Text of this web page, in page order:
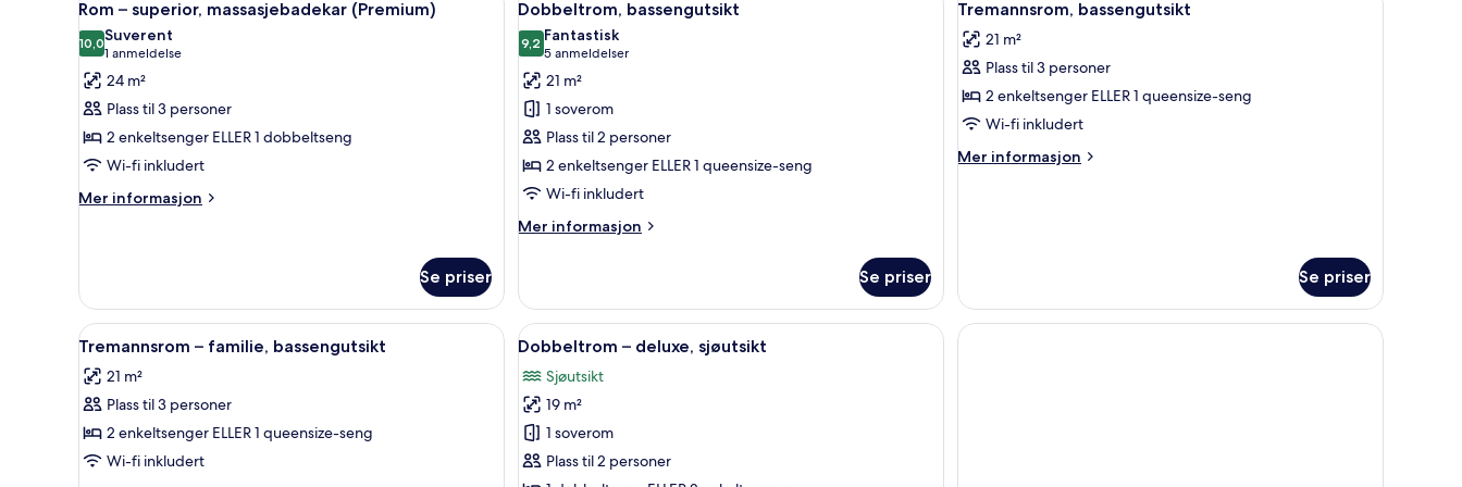
alle
bildene
av
Rom
–
superior,
massasjebadekar
(Premium)
6
Rom – superior, massasjebadekar (Premium)
10,010,0 av 10
Suverent
1 anmeldelse
(1
anmeldelse)
24 m²
Plass til 3 personer
2 enkeltsenger ELLER 1 dobbeltseng
Wi-fi inkludert
Mer informasjon
Mer
superior,
massasjebadekar
(Premium)
Se priser
alle
bildene
av
Dobbeltrom,
bassengutsikt
9
Dobbeltrom, bassengutsikt
9,29,2 av 10
Fantastisk
5 anmeldelser
(5
anmeldelser)
21 m²
1 soverom
Plass til 2 personer
2 enkeltsenger ELLER 1 queensize-seng
Wi-fi inkludert
Mer informasjon
Mer
bassengutsikt
Se priser
alle
bildene
av
Tremannsrom,
bassengutsikt
6
Tremannsrom, bassengutsikt
21 m²
Plass til 3 personer
2 enkeltsenger ELLER 1 queensize-seng
Wi-fi inkludert
Mer informasjon
Mer
Se priser
Åpne
alle
bildene
av
Tremannsrom
–
Sengetøy av topp kvalitet, minibar, safe på rommet og skrivebord
6
Tremannsrom – familie, bassengutsikt
21 m²
Plass til 3 personer
2 enkeltsenger ELLER 1 queensize-seng
Wi-fi inkludert
Åpne
alle
bildene
av
Dobbeltrom
–
Dobbeltrom – deluxe, sjøutsikt | Utsikt fra rommet
6
Dobbeltrom – deluxe, sjøutsikt
Sjøutsikt
19 m²
1 soverom
Plass til 2 personer